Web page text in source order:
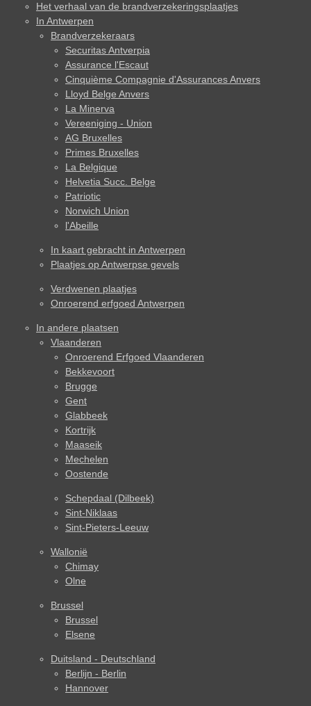
Het verhaal van de brandverzekeringsplaatjes
In Antwerpen
Brandverzekeraars
Securitas Antverpia
Assurance l'Escaut
Cinquième Compagnie d'Assurances Anvers
Lloyd Belge Anvers
La Minerva
Vereeniging - Union
AG Bruxelles
Primes Bruxelles
La Belgique
Helvetia Succ. Belge
Patriotic
Norwich Union
l'Abeille
In kaart gebracht in Antwerpen
Plaatjes op Antwerpse gevels
Verdwenen plaatjes
Onroerend erfgoed Antwerpen
In andere plaatsen
Vlaanderen
Onroerend Erfgoed Vlaanderen
Bekkevoort
Brugge
Gent
Glabbeek
Kortrijk
Maaseik
Mechelen
Oostende
Schepdaal (Dilbeek)
Sint-Niklaas
Sint-Pieters-Leeuw
Wallonië
Chimay
Olne
Brussel
Brussel
Elsene
Duitsland - Deutschland
Berlijn - Berlin
Hannover